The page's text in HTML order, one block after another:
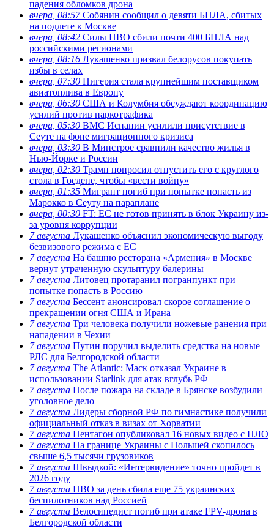
падения обломков дрона
вчера, 08:57Собянин сообщил о девяти БПЛА, сбитых
на подлете к Москве
вчера, 08:42 Силы ПВО сбили почти 400 БПЛА над
российскими регионами
вчера, 08:16 Лукашенко призвал белорусов покупать
избы в селах
вчера, 07:30 Нигерия стала крупнейшим поставщиком
авиатоплива в Европу
вчера, 06:30 США и Колумбия обсуждают координацию
усилий против наркотрафика
вчера, 05:30 ВМС Испании усилили присутствие в
Сеуте на фоне миграционного кризиса
вчера, 03:30 В Минстрое сравнили качество жилья в
Нью-Йорке и России
вчера, 02:30 Трамп попросил отпустить его с круглого
стола в Госдепе, чтобы «вести войну»
вчера, 01:35 Мигрант погиб при попытке попасть из
Марокко в Сеуту на параплане
вчера, 00:30 FT: ЕС не готов принять в блок Украину из-
за уровня коррупции
7 августа Лукашенко объяснил экономическую выгоду
безвизового режима с ЕС
7 августа На башню ресторана «Армения» в Москве
вернут утраченную скульптуру балерины
7 августа Литовец протаранил погранпункт при
попытке попасть в Россию
7 августа Бессент анонсировал скорое соглашение о
прекращении огня США и Ирана
7 августа Три человека получили ножевые ранения при
нападении в Чехии
7 августа Путин поручил выделить средства на новые
РЛС для Белгородской области
7 августа The Atlantic: Маск отказал Украине в
использовании Starlink для атак вглубь РФ
7 августа После пожара на складе в Брянске возбудили
уголовное дело
7 августа Лидеры сборной РФ по гимнастике получили
официальный отказ в визах от Хорватии
7 августа Пентагон опубликовал 16 новых видео с НЛО
7 августа На границе Украины с Польшей скопилось
свыше 6,5 тысячи грузовиков
7 августа Швыдкой: «Интервидение» точно пройдет в
2026 году
7 августа ПВО за день сбила еще 75 украинских
беспилотников над Россией
7 августа Велосипедист погиб при атаке FPV-дрона в
Белгородской области